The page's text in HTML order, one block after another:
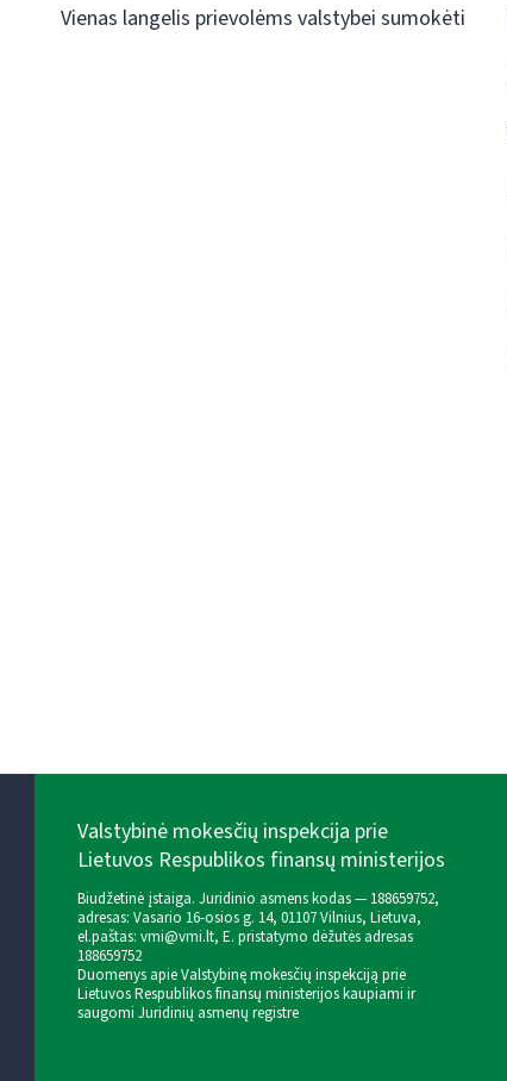
Vienas langelis prievolėms valstybei sumokėti
Valstybinė mokesčių inspekcija prie
Lietuvos Respublikos finansų ministerijos
Biudžetinė įstaiga. Juridinio asmens kodas — 188659752,
adresas: Vasario 16-osios g. 14, 01107 Vilnius, Lietuva,
el.paštas: vmi@vmi.lt, E. pristatymo dėžutės adresas
188659752
Duomenys apie Valstybinę mokesčių inspekciją prie
Lietuvos Respublikos finansų ministerijos kaupiami ir
saugomi Juridinių asmenų registre